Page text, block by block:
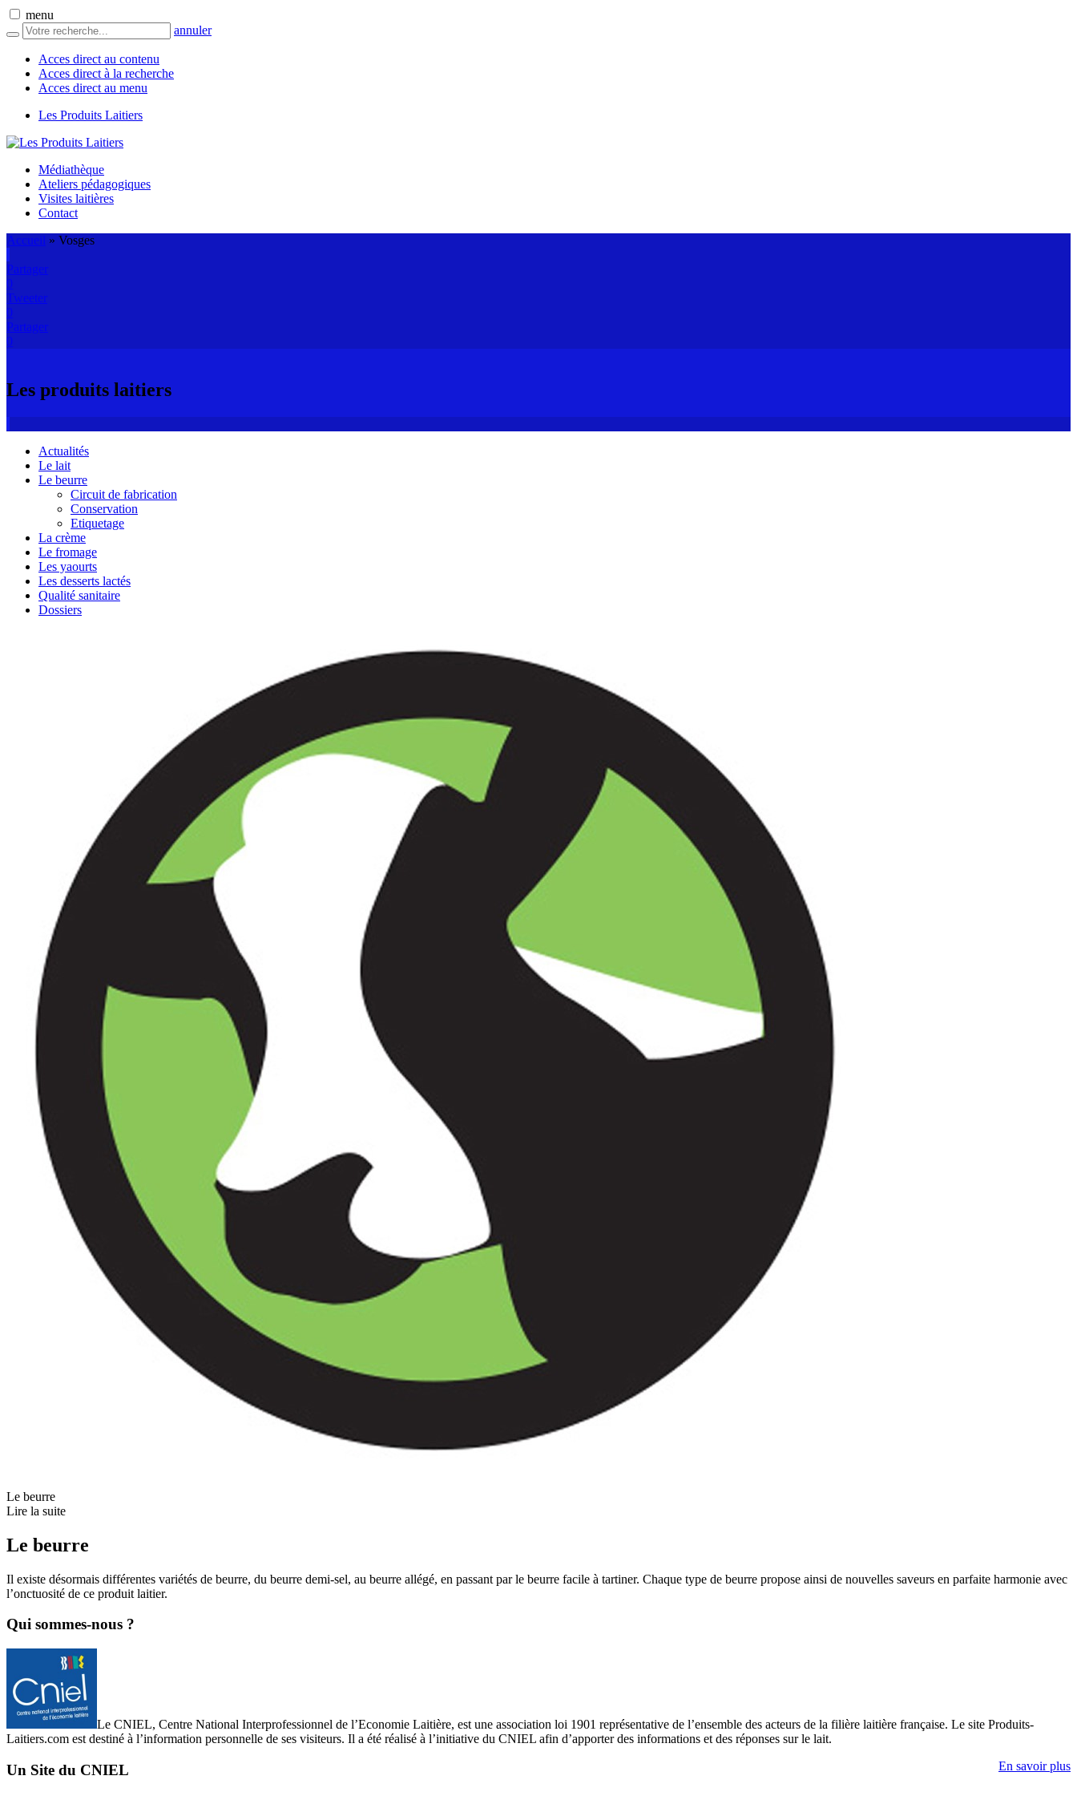
menu
annuler
Acces direct au contenu
Acces direct à la recherche
Acces direct au menu
Les Produits Laitiers
Médiathèque
Ateliers pédagogiques
Visites laitières
Contact
Accueil » Vosges
Partager
0
Tweeter
0
Partager
0
Les produits laitiers
Actualités
Le lait
Le beurre
Circuit de fabrication
Conservation
Etiquetage
La crème
Le fromage
Les yaourts
Les desserts lactés
Qualité sanitaire
Dossiers
Le beurre
Lire la suite
Le beurre
Il existe désormais différentes variétés de beurre, du beurre demi-sel, au beurre allégé, en passant par le beurre facile à tartiner. Chaque type de beurre propose ainsi de nouvelles saveurs en parfaite harmonie avec
l’onctuosité de ce produit laitier.
Qui sommes-nous ?
Le CNIEL, Centre National Interprofessionnel de l’Economie Laitière, est une association loi 1901 représentative de l’ensemble des acteurs de la filière laitière française. Le site Produits-
Laitiers.com est destiné à l’information personnelle de ses visiteurs. Il a été réalisé à l’initiative du CNIEL afin d’apporter des informations et des réponses sur le lait.
En savoir plus
Un Site du CNIEL